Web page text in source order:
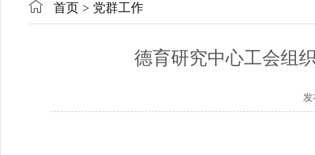
首页 > 党群工作
德育研究中心工会组
发